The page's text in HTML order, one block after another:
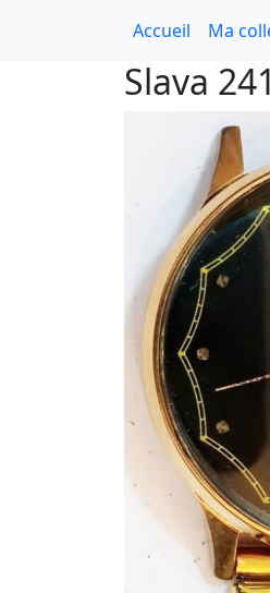
Accueil Ma
Slava